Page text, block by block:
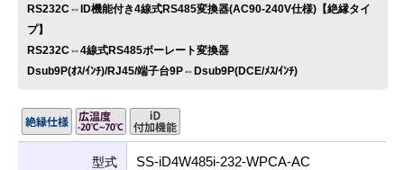
RS232C⇔ID機能付き4線式RS485変換器(AC90-240V仕様)【絶縁タイ
プ】
RS232C⇔4線式RS485ボーレート変換器
Dsub9P(ｵｽ/ｲﾝﾁ)/RJ45/端子台9P⇔Dsub9P(DCE/ﾒｽ/ｲﾝﾁ)
型式 SS-iD4W485i-232-WPCA-AC